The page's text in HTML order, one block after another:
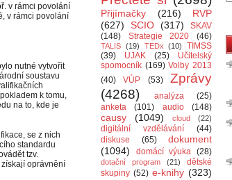
v rámci povolání
v rámci povolání
nutné vytvořit
soustavu
k tomu,
na to, kde je
se z nich
standardu
tzv.
získají oprávnění
Přijímačky (216)
RVP
(627)
SCIO (317)
SKAV
(148)
Strategie 2020 (46)
TALIS (19) TEDx (10)
TIMSS
(39)
UJAK (25)
Učitelský
spomocník (169) Volby 2013
(40)
VÚP (53)
Zprávy
(4268)
analýza
(25)
anketa
(101) audio (148)
causy (1049) cloud (22)
digitální vzdělávání
(44)
diskuse
(65)
dokument
(1094)
domácí výuka (28)
dotační program (21)
dětské
skupiny (52) e-knihy (323)